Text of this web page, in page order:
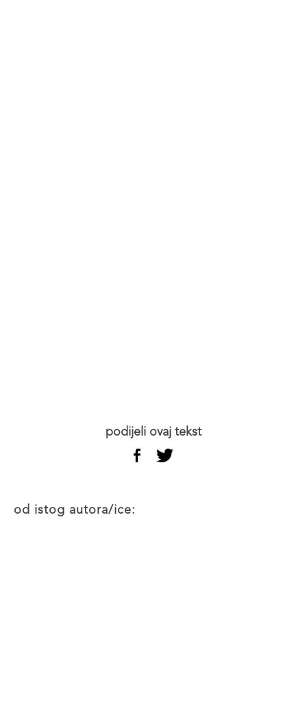
podijeli ovaj tekst
od istog autora/ice: